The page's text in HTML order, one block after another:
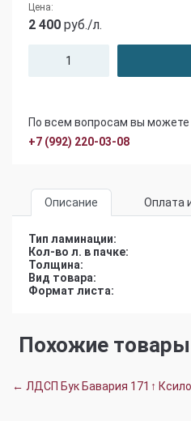
Цена:
2 400 руб./л.
По всем вопросам вы
+7 (992) 220-03-08
Описание Оплата
Тип ламинации:
Кол-во л. в пачке:
Толщина:
Вид товара:
Формат листа:
Похожие товары
← ЛДСП Бук Бавария 171 ↑